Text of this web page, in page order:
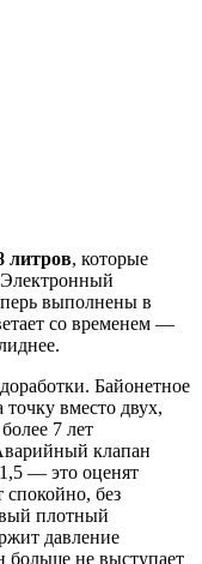
литров, которые
выполнены в
со временем —
Байонетное
вместо двух,
7 лет
клапан
— это оценят
спокойно, без
плотный
давление
больше не выступает